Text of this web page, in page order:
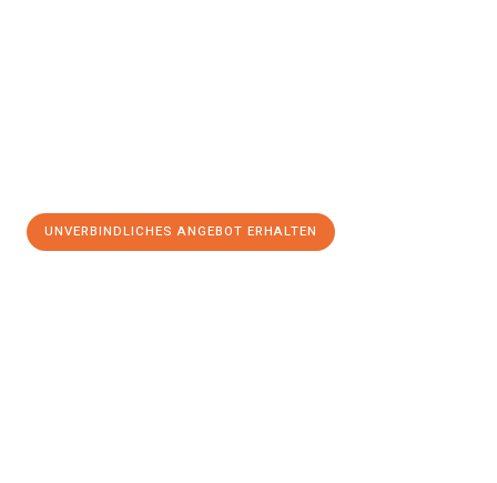
UNVERBINDLICHES ANGEBOT ERHALTEN